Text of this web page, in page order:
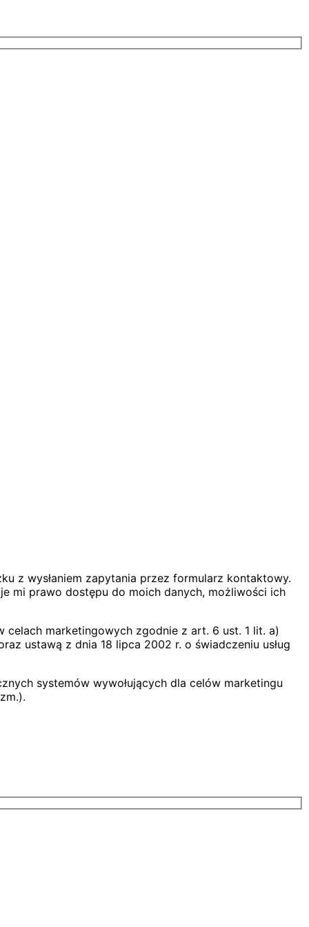
z wysłaniem zapytania przez formularz kontaktowy.
mi prawo dostępu do moich danych, możliwości ich
marketingowych zgodnie z art. 6 ust. 1 lit. a)
ustawą z dnia 18 lipca 2002 r. o świadczeniu usług
systemów wywołujących dla celów marketingu